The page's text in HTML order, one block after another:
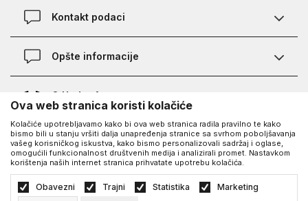
Kontakt podaci
Kontakt
Opšte informacije
Provjera statusa porudžbine
Najčešća pitanja
Kako kupiti
Zamjena veličine i zamjena artikla
O Under Armour-u
O nama - priča o UA
Saznajte više o UA
Karijera
Blog
UA Social
Facebook
©2026https://www.underarmour.ba/, IzradaNB SOFT. Sva prava zadržana.
Politika privatnosti
Uslovi korišćenja
Ova web stranica koristi kolačiće
Kolačiće upotrebljavamo kako bi ova web stranica radila pravilno te kako
bismo bili u stanju vršiti dalja unapređenja stranice sa svrhom poboljšavanja
vašeg korisničkog iskustva, kako bismo personalizovali sadržaj i oglase,
omogućili funkcionalnost društvenih medija i analizirali promet. Nastavkom
korištenja naših internet stranica prihvatate upotrebu kolačića.
Obavezni Trajni Statistika Marketing